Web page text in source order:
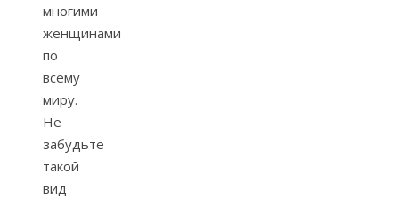
многими
женщинами
по
всему
миру.
Не
забудьте
такой
вид